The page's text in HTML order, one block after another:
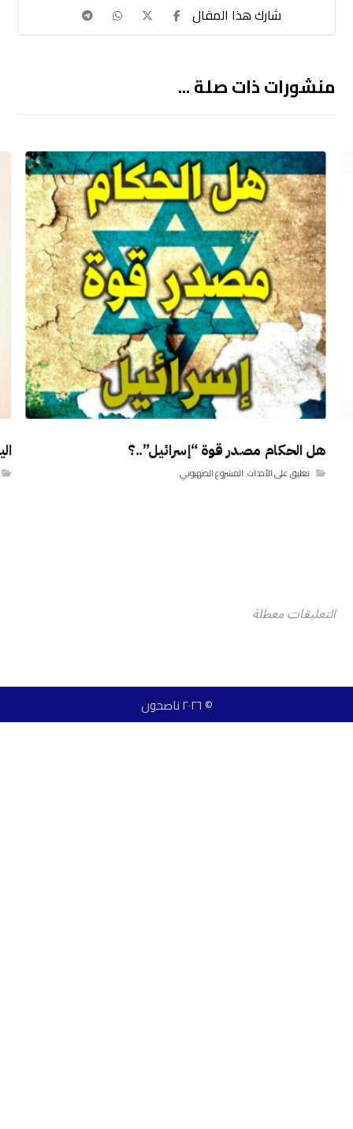
منشورات ذات صلة ...
هل الحكام مصدر قوة “إسرائيل”..؟
تعليق على الأحداث,المشروع الصهيوني
التعليقات معطلة
© ٢٠٢٦ ناصحون